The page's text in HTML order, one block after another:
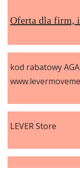
Oferta dla firm,
kod rabatowy
LEVER Store